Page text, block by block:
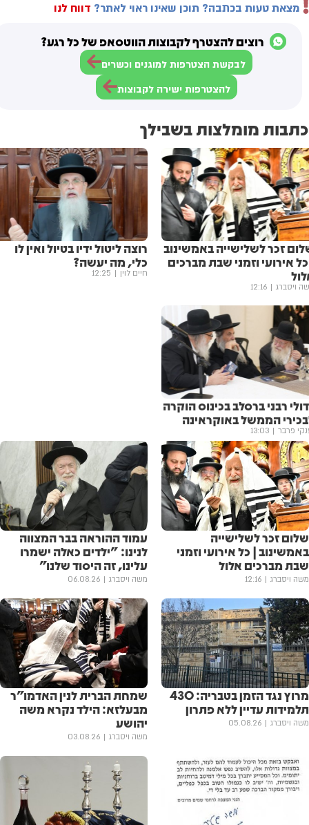
מצאת טעות בכתבה? תוכן שאינו ראוי לאתר? דווח לנו
רוצים להצטרף לקבוצות הווטסאפ של כל רגע?
לבקשת הצטרפות למוגנים וכשרים
להצטרפות ישירה לקבוצות
כתבות מומלצות בשבילך
זכר לשלישייה באמשינוב
אירועי וזמני שבת מברכים
ויסברג 12:16
רוצה ליטול ידיו בטיול ואין לו
כלי, מה יעשה?
חיים לוין 12:25
רבני ברסלב בכינוס הוקרה
הממשל באוקראינה
פרבר 13:03
שלום זכר לשלישייה
באמשינוב | כל אירועי וזמני
שבת מברכים אלול
משה ויסברג 12:16
עמוד ההוראה בבר המצווה
לנינו: "ילדים כאלה ישמרו
עלינו, זה היסוד שלנו"
משה ויסברג 06.08.26
מרוץ נגד הזמן בטבריה: 430
תלמידות עדיין ללא פתרון
משה ויסברג 05.08.26
שמחת הברית לנין האדמו"ר
מבעלזא: הילד נקרא משה
יהושע
משה ויסברג 03.08.26